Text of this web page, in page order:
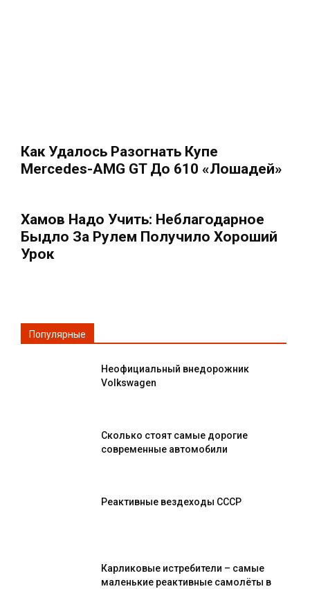
Как Удалось Разогнать Купе
Mercedes-AMG GT До 610 «лошадей»
Хамов Надо Учить: Неблагодарное
Быдло За Рулем Получило Хороший
Урок
Популярные
Неофициальный внедорожник
Volkswagen
Сколько стоят самые дорогие
современные автомобили
Реактивные вездеходы СССР
Карликовые истребители – самые
маленькие реактивные самолёты в